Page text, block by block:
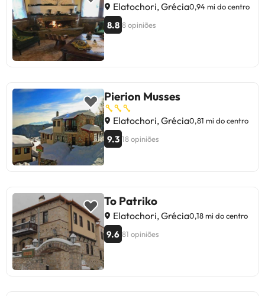
Elatochori, Grécia0,94 mi do centro
8.8 8 opiniões
Pierion Musses
Elatochori, Grécia0,81 mi do centro
9.3 18 opiniões
To Patriko
Elatochori, Grécia0,18 mi do centro
9.6 81 opiniões